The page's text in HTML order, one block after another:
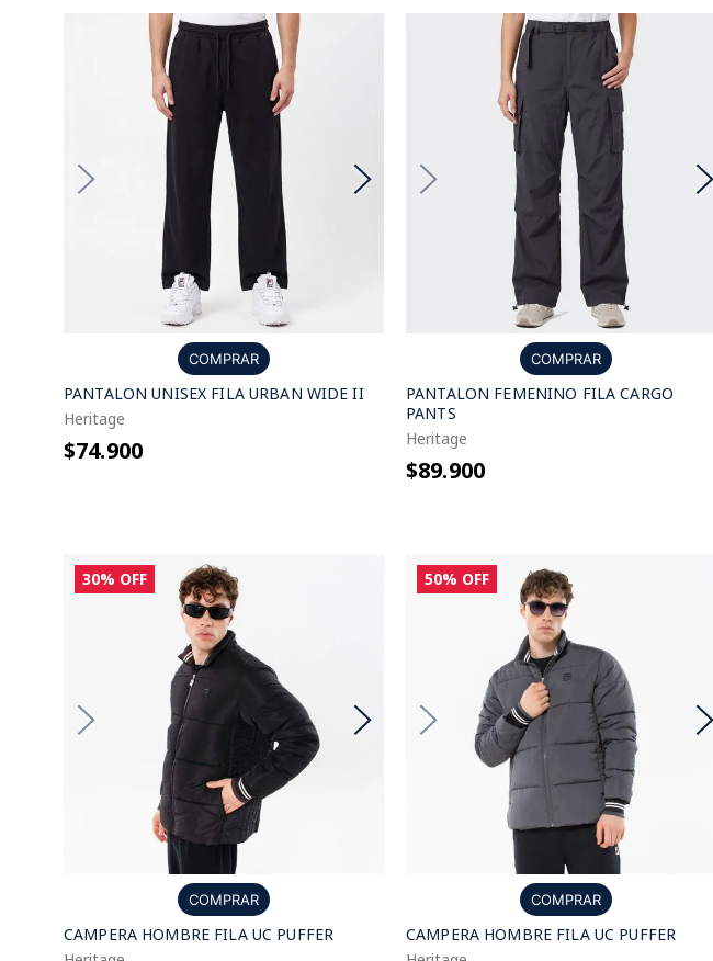
COMPRAR
PANTALON UNISEX FILA URBAN WIDE II
Heritage
$74.900
COMPRAR
PANTALON FEMENINO FILA CARGO
PANTS
Heritage
$89.900
30% OFF
COMPRAR
CAMPERA HOMBRE FILA UC PUFFER
50% OFF
COMPRAR
CAMPERA HOMBRE FILA UC PUFFER